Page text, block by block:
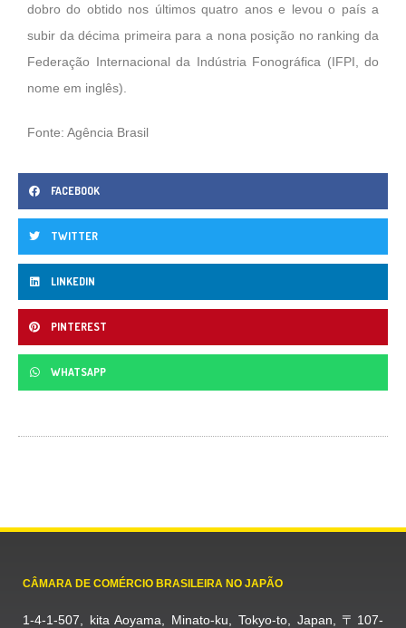
dobro do obtido nos últimos quatro anos e levou o país a
subir da décima primeira para a nona posição no ranking da
Federação Internacional da Indústria Fonográfica (IFPI, do
nome em inglês).
Fonte: Agência Brasil
FACEBOOK
TWITTER
LINKEDIN
PINTEREST
WHATSAPP
CÂMARA DE COMÉRCIO BRASILEIRA NO JAPÃO
1-4-1-507, kita Aoyama, Minato-ku, Tokyo-to, Japan, 〒107-